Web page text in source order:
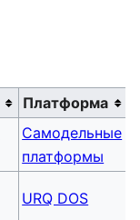
Платформа
Самодельные
платформы
URQ DOS